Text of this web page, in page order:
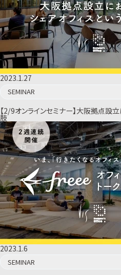
2023.1.27
SEMINAR
【2/9オンラインセミナー】大阪拠点設
肢
2023.1.6
SEMINAR